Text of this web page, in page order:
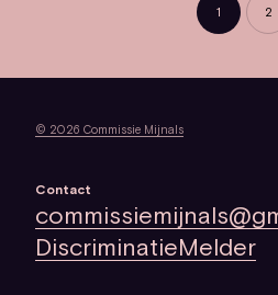
1 2
© 2026 Commissie Mijnals
Contact
DiscriminatieMelder